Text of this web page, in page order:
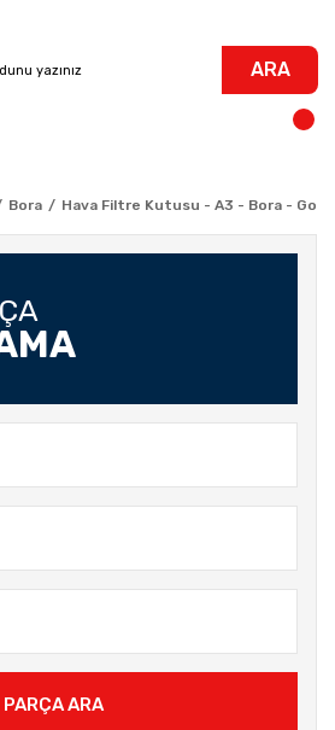
ARA
Bora Hava Filtre Kutusu - A3 - Bora -
PARÇA ARA